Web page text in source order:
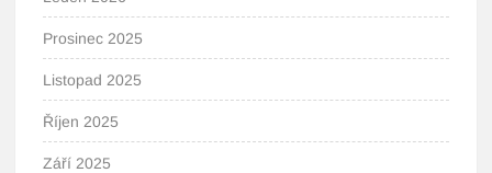
Prosinec 2025
Listopad 2025
Říjen 2025
Září 2025